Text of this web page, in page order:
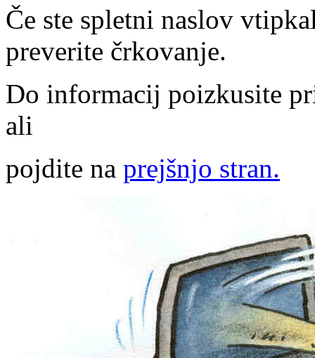
Če ste spletni naslov
preverite črkovanje.
Do informacij poizkusite
ali
pojdite na prejšnjo stran.